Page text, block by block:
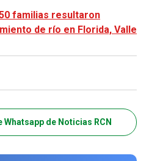
familias resultaron
de río en Florida, Valle
Whatsapp de Noticias RCN